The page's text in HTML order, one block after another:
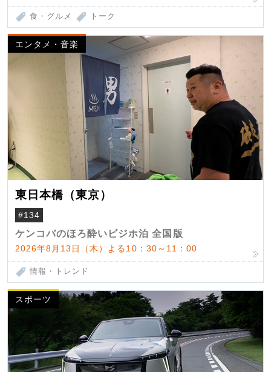
食・グルメ トーク
エンタメ・音楽
東日本橋（東京）
#134
ケンコバのほろ酔いビジホ泊 全国版
2026年8月13日（木）よる10：30～11：00
情報・トレンド
スポーツ